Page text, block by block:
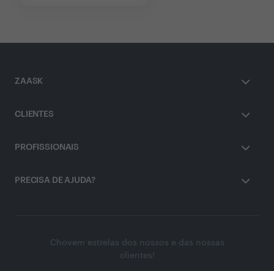
ZAASK
CLIENTES
PROFISSIONAIS
PRECISA DE AJUDA?
Chovem estrelas dos nossos e das nossas
clientes!